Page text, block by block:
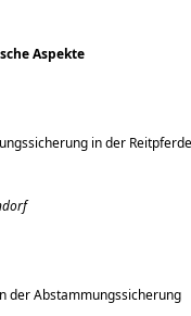
Aspekte
in der
der Abstammungssicherung